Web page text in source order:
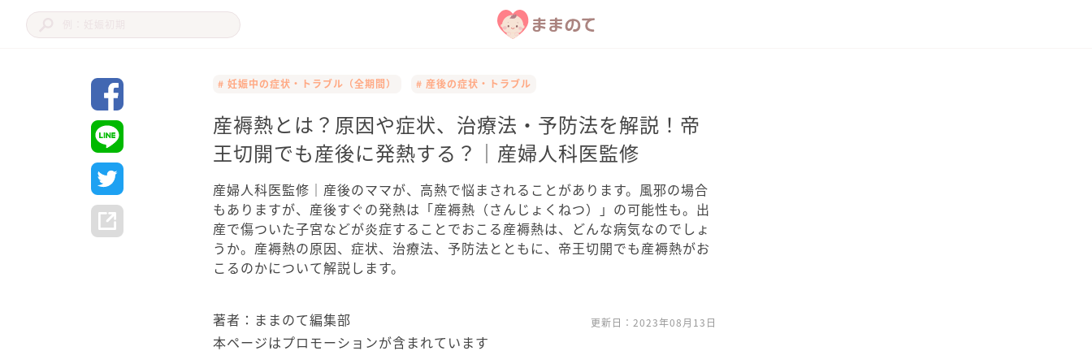
# 妊娠中の症状・トラブル（全期間） # 産後の症状・トラブル
産褥熱とは？原因や症状、治療法・予防法を解説！帝
王切開でも産後に発熱する？｜産婦人科医監修
産婦人科医監修｜産後のママが、高熱で悩まされることがあります。風邪の場合
もありますが、産後すぐの発熱は「産褥熱（さんじょくねつ）」の可能性も。出
産で傷ついた子宮などが炎症することでおこる産褥熱は、どんな病気なのでしょ
うか。産褥熱の原因、症状、治療法、予防法とともに、帝王切開でも産褥熱がお
こるのかについて解説します。
著者：ままのて編集部 更新日： 2023年08月13日
本ページはプロモーションが含まれています